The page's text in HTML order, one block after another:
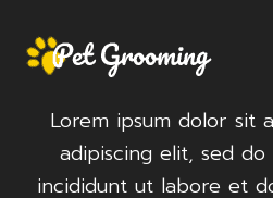
Lorem ipsum dolor sit
adipiscing elit, sed
incididunt ut labore et